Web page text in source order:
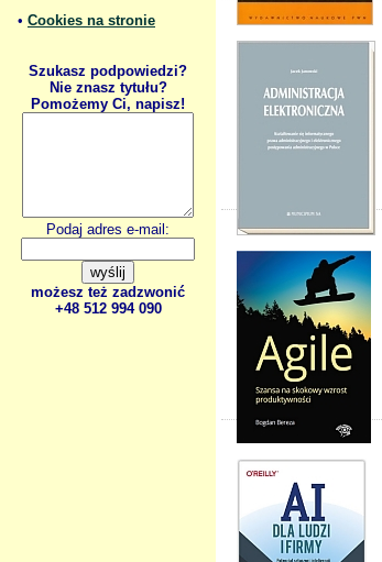
• Cookies na stronie
Szukasz podpowiedzi?
Nie znasz tytułu?
Pomożemy Ci, napisz!
Podaj adres e-mail:
możesz też zadzwonić
+48 512 994 090